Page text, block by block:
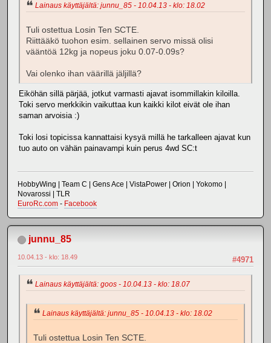
Lainaus käyttäjältä: junnu_85 - 10.04.13 - klo: 18.02
Tuli ostettua Losin Ten SCTE.
Riittääkö tuohon esim. sellainen servo missä olisi
vääntöä 12kg ja nopeus joku 0.07-0.09s?
Vai olenko ihan väärillä jäljillä?
Eiköhän sillä pärjää, jotkut varmasti ajavat isommillakin kiloilla.
Toki servo merkkikin vaikuttaa kun kaikki kilot eivät ole ihan
saman arvoisia :)
Toki losi topicissa kannattaisi kysyä millä he tarkalleen ajavat kun
tuo auto on vähän painavampi kuin perus 4wd SC:t
HobbyWing | Team C | Gens Ace | VistaPower | Orion | Yokomo |
Novarossi | TLR
EuroRc.com - Facebook
junnu_85
#4971
10.04.13 - klo: 18.49
Lainaus käyttäjältä: goos - 10.04.13 - klo: 18.07
Lainaus käyttäjältä: junnu_85 - 10.04.13 - klo: 18.02
Tuli ostettua Losin Ten SCTE.